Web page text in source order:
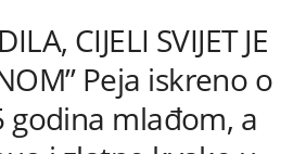
CIJELI SVIJET JE
Peja iskreno o
godina mlađom, a